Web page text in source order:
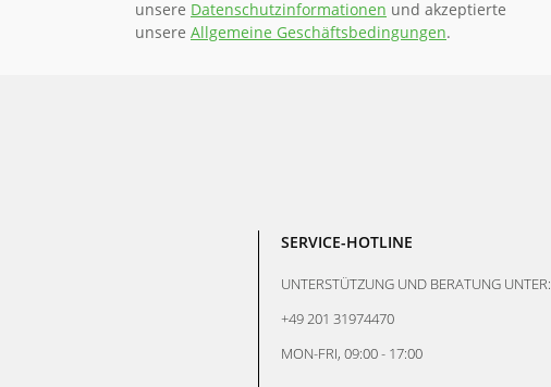
unsere Datenschutzinformationen und akzeptierte
unsere Allgemeine Geschäftsbedingungen.
SERVICE-HOTLINE
UNTERSTÜTZUNG UND BERATUNG UNTER:
+49 201 31974470
MON-FRI, 09:00 - 17:00